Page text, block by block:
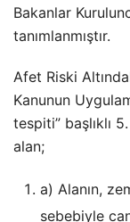
Bakanlar
tanımlanmıştır.
Afet Riski
Kanunun
tespiti” başlıklı
alan;
a) Alanın,
sebebiyle